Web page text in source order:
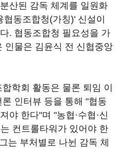
산된 감독 체계를 일원화
동조합청(가칭)' 신설이
. 협동조합청 필요성을 가
인물은 김윤식 전 신협중앙
학회 활동은 물론 퇴임 이
인터뷰 등을 통해 "협동
야 한다"며 "농협·수협·신
컨트롤타워가 있어야 한
는 부처별로 나뉜 감독 체